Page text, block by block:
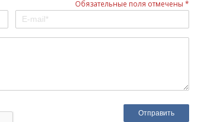
Обязательные поля отмечены *